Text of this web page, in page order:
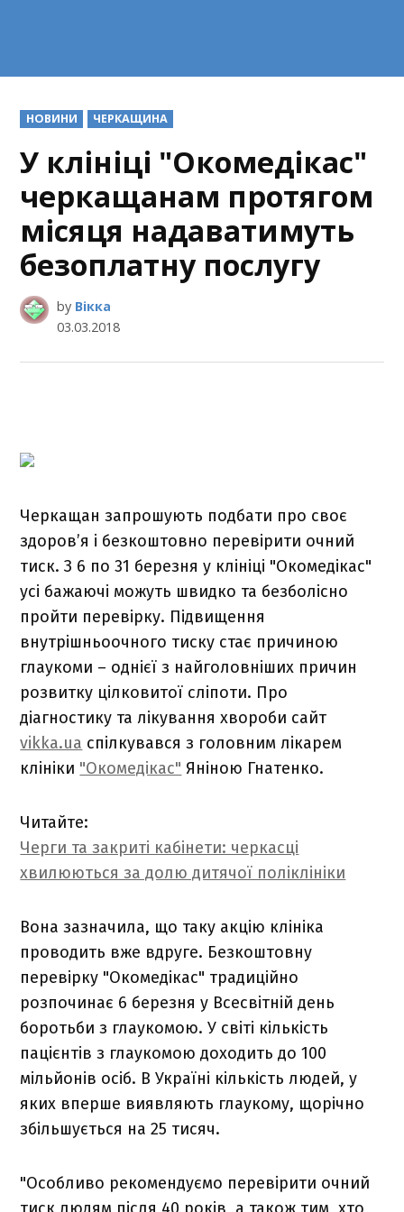
POSTED
IN
НОВИНИ ЧЕРКАЩИНА
У клініці "Окомедікас"
черкащанам протягом
місяця надаватимуть
безоплатну послугу
by Вікка
03.03.2018
Черкащан запрошують подбати про своє
здоров’я і безкоштовно перевірити очний
тиск. З 6 по 31 березня у клініці "Окомедікас"
усі бажаючі можуть швидко та безболісно
пройти перевірку. Підвищення
внутрішньоочного тиску стає причиною
глаукоми – однієї з найголовніших причин
розвитку цілковитої сліпоти. Про
діагностику та лікування хвороби сайт
vikka.ua спілкувався з головним лікарем
клініки "Окомедікас" Яніною Гнатенко.
Читайте:
Черги та закриті кабінети: черкасці
хвилюються за долю дитячої поліклініки
Вона зазначила, що таку акцію клініка
проводить вже вдруге. Безкоштовну
перевірку "Окомедікас" традиційно
розпочинає 6 березня у Всесвітній день
боротьби з глаукомою. У світі кількість
пацієнтів з глаукомою доходить до 100
мільйонів осіб. В Україні кількість людей, у
яких вперше виявляють глаукому, щорічно
збільшується на 25 тисяч.
"Особливо рекомендуємо перевірити очний